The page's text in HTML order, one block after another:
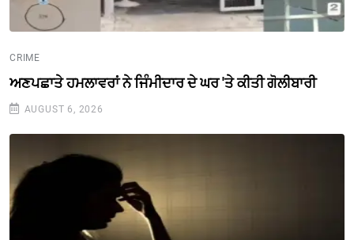
CRIME
ਅਣਪਛਾਤੇ ਹਮਲਾਵਰਾਂ ਨੇ ਜਿੰਮੀਦਾਰ ਦੇ ਘਰ 'ਤੇ ਕੀਤੀ ਗੋਲੀਬਾਰੀ
AUGUST 6, 2026